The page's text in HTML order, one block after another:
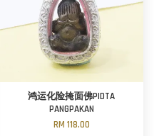
鸿运化险掩面佛PIDTA
PANGPAKAN
RM 118.00